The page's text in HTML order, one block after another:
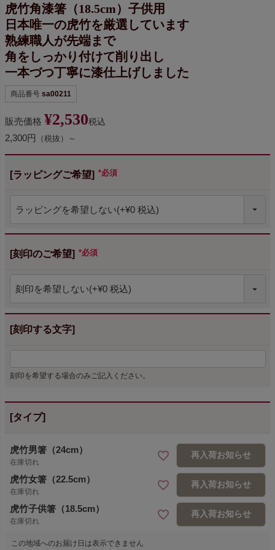
虎竹角漆箸（18.5cm）子供用
日本唯一の虎竹を厳選しています
熟練職人が先端まで
角をしっかり付けて削り出し
一本づつ丁寧に漆仕上げしました
商品番号 sa00211
販売価格 ¥2,530税込
2,300円 （税抜）～
[ラッピングご希望]
[刻印のご希望]
[刻印する文字]
刻印を希望する場合のみご記入ください。
[タイプ]
虎竹男箸（24cm）
在庫切れ
再入荷お知らせ
虎竹女箸（22.5cm）
在庫切れ
再入荷お知らせ
虎竹子供箸（18.5cm）
在庫切れ
再入荷お知らせ
この地域へのお届け日は表示できません